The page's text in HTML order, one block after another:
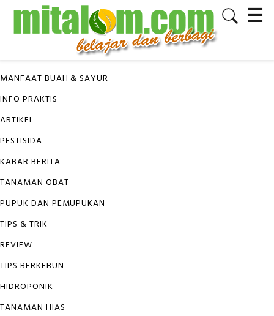
☰
✕
MANFAAT BUAH & SAYUR
INFO PRAKTIS
ARTIKEL
PESTISIDA
KABAR BERITA
TANAMAN OBAT
PUPUK DAN PEMUPUKAN
TIPS & TRIK
REVIEW
TIPS BERKEBUN
HIDROPONIK
TANAMAN HIAS